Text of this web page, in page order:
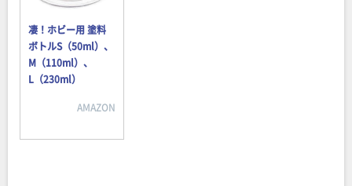
凄！ホビー用 塗料
ボトルS（50ml）、
M（110ml）、
L（230ml）
AMAZON